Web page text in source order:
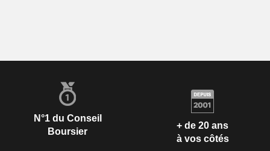
N°1 du Conseil
Boursier
+ de 20 ans
à vos côtés